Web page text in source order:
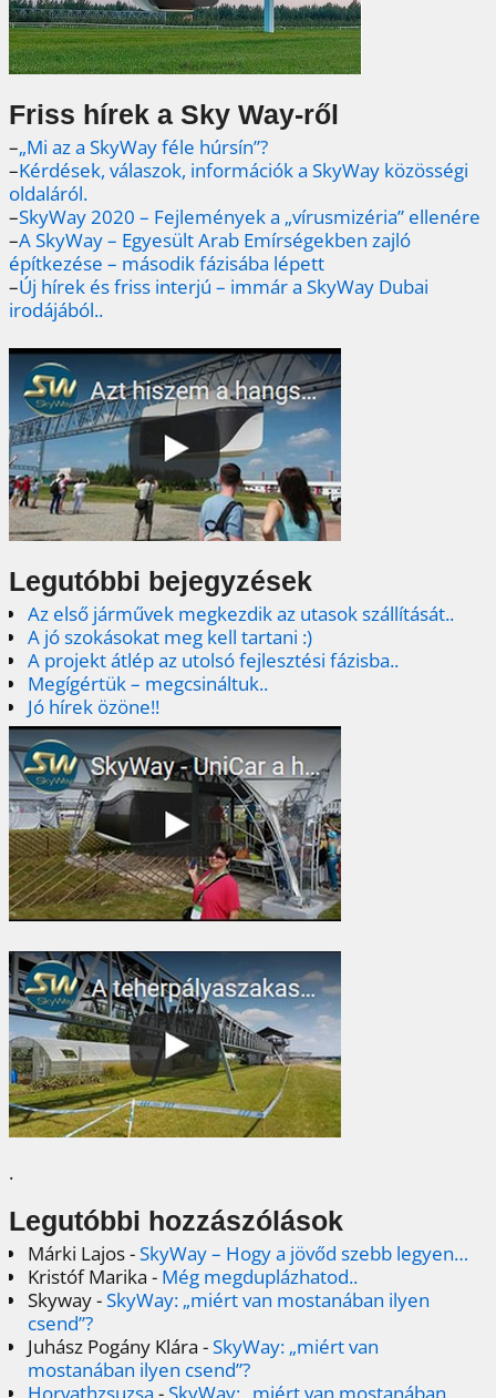
Friss hírek a Sky Way-ről
–„Mi az a SkyWay féle húrsín”?
–Kérdések, válaszok, információk a SkyWay közösségi
oldaláról.
–SkyWay 2020 – Fejlemények a „vírusmizéria” ellenére
–A SkyWay – Egyesült Arab Emírségekben zajló
építkezése – második fázisába lépett
–Új hírek és friss interjú – immár a SkyWay Dubai
irodájából..
Legutóbbi bejegyzések
Az első járművek megkezdik az utasok szállítását..
A jó szokásokat meg kell tartani :)
A projekt átlép az utolsó fejlesztési fázisba..
Megígértük – megcsináltuk..
Jó hírek özöne!!
.
Legutóbbi hozzászólások
Márki Lajos-SkyWay – Hogy a jövőd szebb legyen…
Kristóf Marika - Még megduplázhatod..
Skyway-SkyWay: „miért van mostanában ilyen
csend”?
Juhász Pogány Klára -SkyWay: „miért van
mostanában ilyen csend”?
Horvathzsuzsa - SkyWay: „miért van mostanában